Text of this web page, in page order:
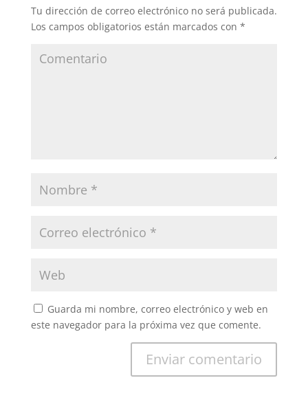
Tu dirección de correo electrónico no será publicada.
Los campos obligatorios están marcados con *
Guarda mi nombre, correo electrónico y web en
este navegador para la próxima vez que comente.